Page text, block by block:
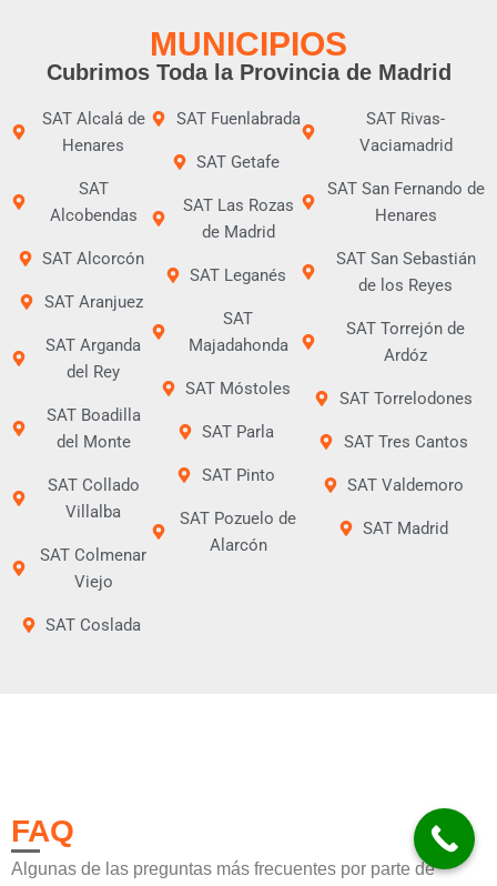
MUNICIPIOS
Cubrimos Toda la Provincia de Madrid
SAT Alcalá de
Henares
SAT
Alcobendas
SAT Alcorcón
SAT Aranjuez
SAT Arganda
del Rey
SAT Boadilla
del Monte
SAT Collado
Villalba
SAT Colmenar
Viejo
SAT Coslada
SAT Fuenlabrada
SAT Getafe
SAT Las Rozas
de Madrid
SAT Leganés
SAT
Majadahonda
SAT Móstoles
SAT Parla
SAT Pinto
SAT Pozuelo de
Alarcón
SAT Rivas-
Vaciamadrid
SAT San Fernando de
Henares
SAT San Sebastián
de los Reyes
SAT Torrejón de
Ardóz
SAT Torrelodones
SAT Tres Cantos
SAT Valdemoro
SAT Madrid
FAQ
Algunas de las preguntas más frecuentes por parte de